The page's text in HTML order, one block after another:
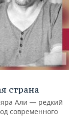
страна
Али — редкий
современного